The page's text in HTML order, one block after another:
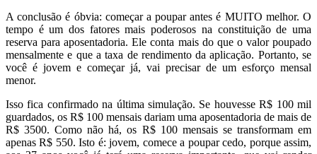
A conclusão é óbvia: começar a poupar antes é MUITO melhor. O
tempo é um dos fatores mais poderosos na constituição de uma
reserva para aposentadoria. Ele conta mais do que o valor poupado
mensalmente e que a taxa de rendimento da aplicação. Portanto, se
você é jovem e começar já, vai precisar de um esforço mensal
menor.
Isso fica confirmado na última simulação. Se houvesse R$ 100 mil
guardados, os R$ 100 mensais dariam uma aposentadoria de mais de
R$ 3500. Como não há, os R$ 100 mensais se transformam em
apenas R$ 550. Isto é: jovem, comece a poupar cedo, porque assim,